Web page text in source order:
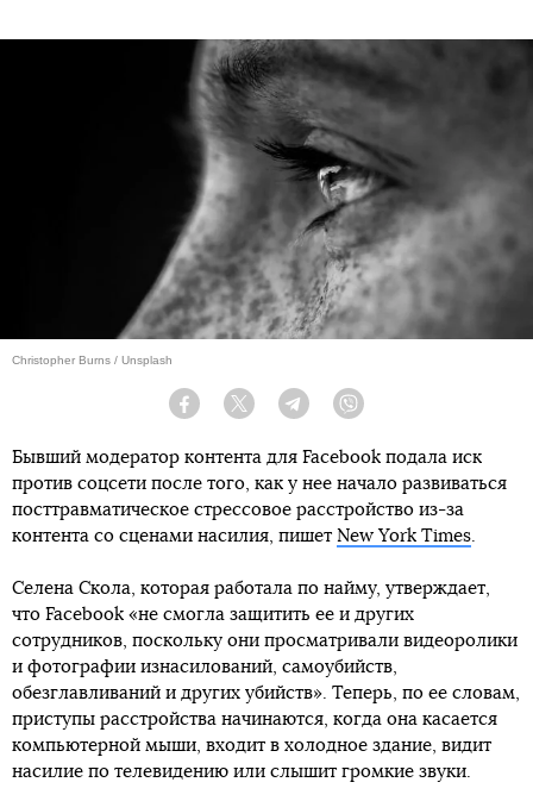
Christopher Burns / Unsplash
Facebook Twitter Telegram
Бывший модератор контента для Facebook подала иск
против соцсети после того, как у нее начало развиваться
посттравматическое стрессовое расстройство из-за
контента со сценами насилия, пишет New York Times.
Селена Скола, которая работала по найму, утверждает,
что Facebook «не смогла защитить ее и других
сотрудников, поскольку они просматривали видеоролики
и фотографии изнасилований, самоубийств,
обезглавливаний и других убийств». Теперь, по ее словам,
приступы расстройства начинаются, когда она касается
компьютерной мыши, входит в холодное здание, видит
насилие по телевидению или слышит громкие звуки.